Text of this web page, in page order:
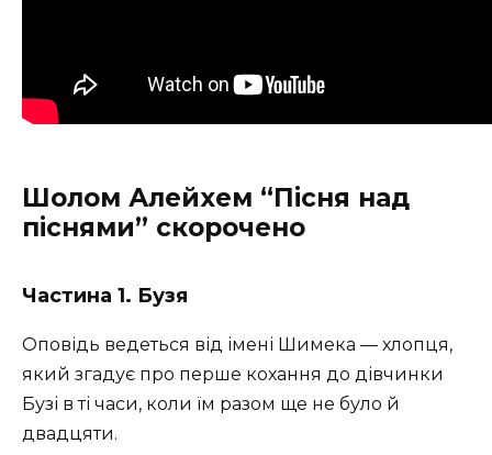
Шолом Алейхем “Пісня над
піснями” скорочено
Частина 1. Бузя
Оповідь ведеться від імені Шимека — хлопця,
який згадує про перше кохання до дівчинки
Бузі в ті часи, коли їм разом ще не було й
двадцяти.